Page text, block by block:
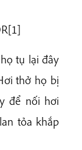
tụ lại đây
thở họ bị
để nối hơi
tỏa khắp